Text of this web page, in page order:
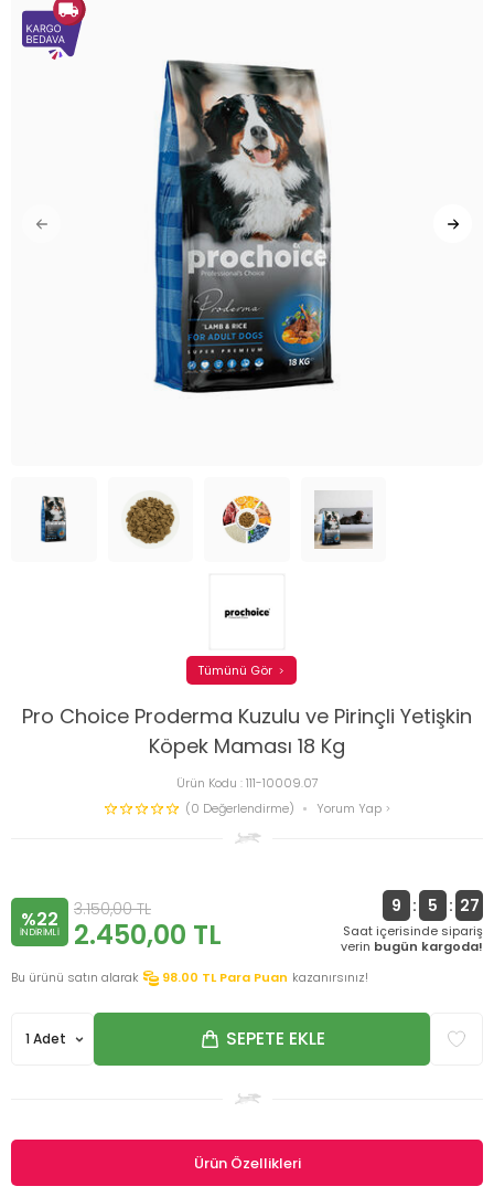
Pro Choice Proderma Kuzulu ve Pirinçli Yetişkin
Köpek Maması 18 Kg
Ürün Kodu :111-10009.07
(0 Değerlendirme)
Yorum Yap
Tümünü Gör
%22
INDIRIMLI
3.150,00TL
2.450,00 TL
9 : 5 : 27
Saat içerisinde sipariş
verin bugün kargoda!
Bu ürünü satın alarak
98.00 TL Para Puan kazanırsınız!
SEPETE EKLE
Ürün Özellikleri